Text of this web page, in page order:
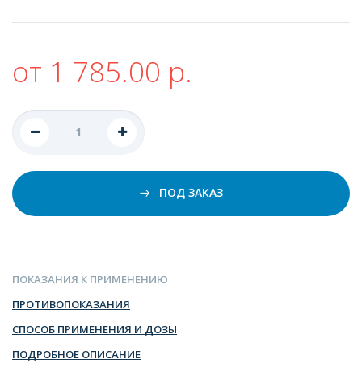
от 1 785.00 р.
ПОД ЗАКАЗ
ПОКАЗАНИЯ К ПРИМЕНЕНИЮ
ПРОТИВОПОКАЗАНИЯ
СПОСОБ ПРИМЕНЕНИЯ И ДОЗЫ
ПОДРОБНОЕ ОПИСАНИЕ